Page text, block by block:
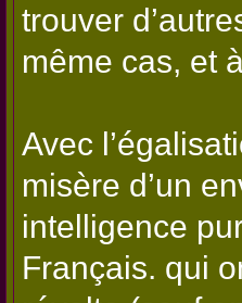
trouver
même cas, et
Avec
misère d’un
intelligence
Français. qui